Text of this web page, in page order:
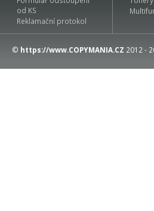
od KS
Reklamační protokol
© https://www.COPYMANIA.CZ 2012 -